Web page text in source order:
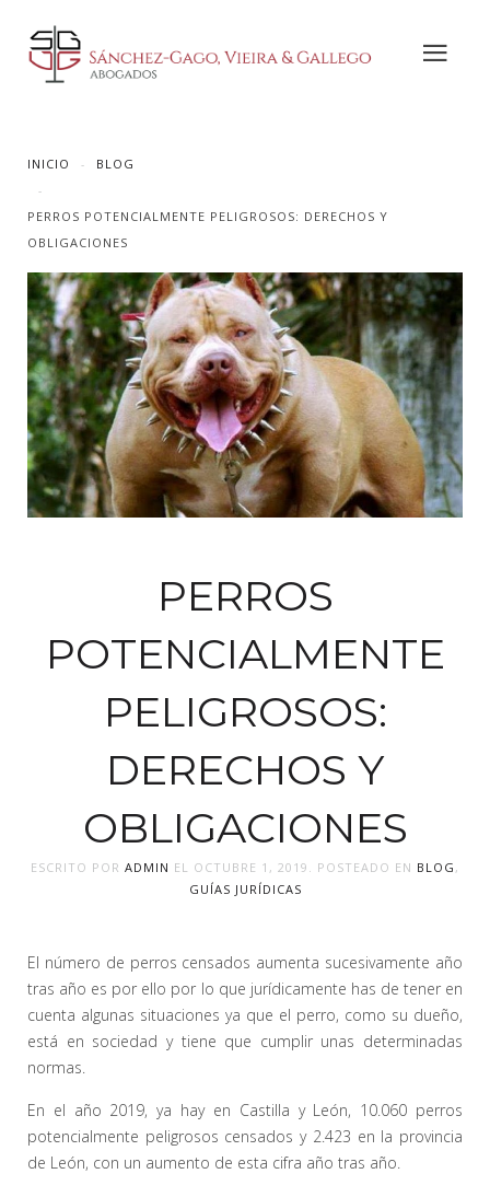
INICIO BLOG
PERROS POTENCIALMENTE PELIGROSOS: DERECHOS Y
OBLIGACIONES
PERROS
POTENCIALMENTE
PELIGROSOS:
DERECHOS Y
OBLIGACIONES
ESCRITO POR ADMIN EL OCTUBRE 1, 2019 . POSTEADO EN BLOG ,
GUÍAS JURÍDICAS
El número de perros censados aumenta sucesivamente año
tras año es por ello por lo que jurídicamente has de tener en
cuenta algunas situaciones ya que el perro, como su dueño,
está en sociedad y tiene que cumplir unas determinadas
normas.
En el año 2019, ya hay en Castilla y León, 10.060 perros
potencialmente peligrosos censados y 2.423 en la provincia
de León, con un aumento de esta cifra año tras año.